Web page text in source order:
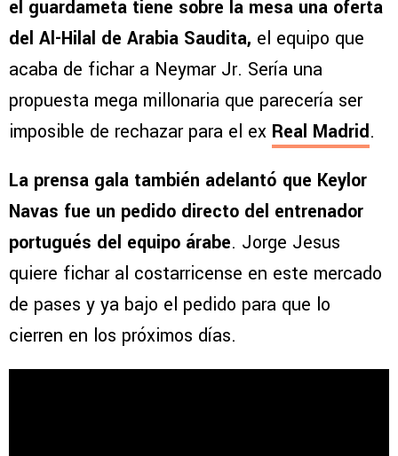
el guardameta tiene sobre la mesa una oferta
del Al-Hilal de Arabia Saudita, el equipo que
acaba de fichar a Neymar Jr. Sería una
propuesta mega millonaria que parecería ser
imposible de rechazar para el ex Real Madrid.
La prensa gala también adelantó que Keylor
Navas fue un pedido directo del entrenador
portugués del equipo árabe. Jorge Jesus
quiere fichar al costarricense en este mercado
de pases y ya bajo el pedido para que lo
cierren en los próximos días.